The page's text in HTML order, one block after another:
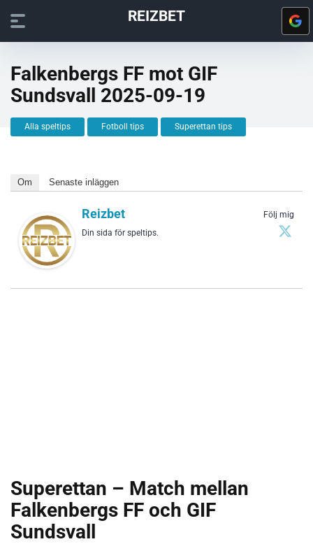
REIZBET
Falkenbergs FF mot GIF
Sundsvall 2025-09-19
Alla speltips Fotboll tips Superettan tips
Om Senaste inläggen
Följ mig
Reizbet
Din sida för speltips.
Superettan – Match mellan
Falkenbergs FF och GIF
Sundsvall